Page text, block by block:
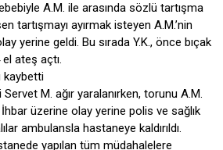
A.M. ile arasında sözlü tartışma
tartışmayı ayırmak isteyen A.M.’nin
yerine geldi. Bu sırada Y.K., önce bıçak
ateş açtı.
kaybetti
M. ağır yaralanırken, torunu A.M.
üzerine olay yerine polis ve sağlık
ambulansla hastaneye kaldırıldı.
yapılan tüm müdahalelere